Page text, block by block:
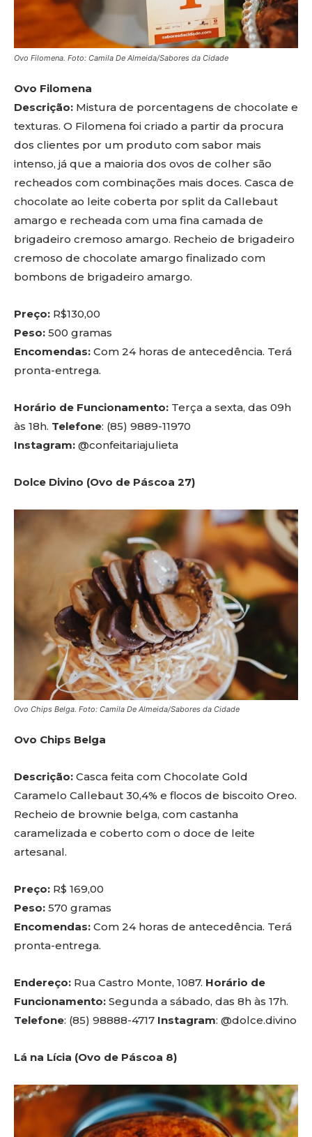
Ovo Filomena. Foto: Camila De Almeida/Sabores da Cidade
Ovo Filomena
Descrição: Mistura de porcentagens de chocolate e
texturas. O Filomena foi criado a partir da procura
dos clientes por um produto com sabor mais
intenso, já que a maioria dos ovos de colher são
recheados com combinações mais doces. Casca de
chocolate ao leite coberta por split da Callebaut
amargo e recheada com uma fina camada de
brigadeiro cremoso amargo. Recheio de brigadeiro
cremoso de chocolate amargo finalizado com
bombons de brigadeiro amargo.
Preço: R$130,00
Peso: 500 gramas
Encomendas: Com 24 horas de antecedência. Terá
pronta-entrega.
Horário de Funcionamento: Terça a sexta, das 09h
às 18h. Telefone: (85) 9889-11970
Instagram: @confeitariajulieta
Dolce Divino (Ovo de Páscoa 27)
Ovo Chips Belga. Foto: Camila De Almeida/Sabores da Cidade
Ovo Chips Belga
Descrição: Casca feita com Chocolate Gold
Caramelo Callebaut 30,4% e flocos de biscoito Oreo.
Recheio de brownie belga, com castanha
caramelizada e coberto com o doce de leite
artesanal.
Preço: R$ 169,00
Peso: 570 gramas
Encomendas: Com 24 horas de antecedência. Terá
pronta-entrega.
Endereço: Rua Castro Monte, 1087. Horário de
Funcionamento: Segunda a sábado, das 8h às 17h.
Telefone: (85) 98888-4717 Instagram: @dolce.divino
Lá na Lícia (Ovo de Páscoa 8)